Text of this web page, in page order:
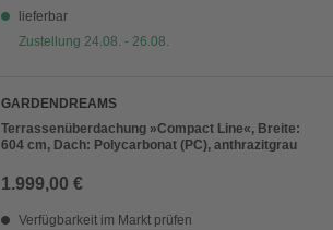
lieferbar
Zustellung 24.08. - 26.08.
GARDENDREAMS
Terrassenüberdachung »Compact Line«, Breite:
604 cm, Dach: Polycarbonat (PC), anthrazitgrau
1.999,00 €
Verfügbarkeit im Markt prüfen